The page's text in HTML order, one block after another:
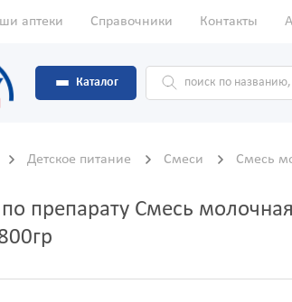
аптеки Справочники Контакты
Каталог
Детское питание Смеси Смесь
препарату Смесь